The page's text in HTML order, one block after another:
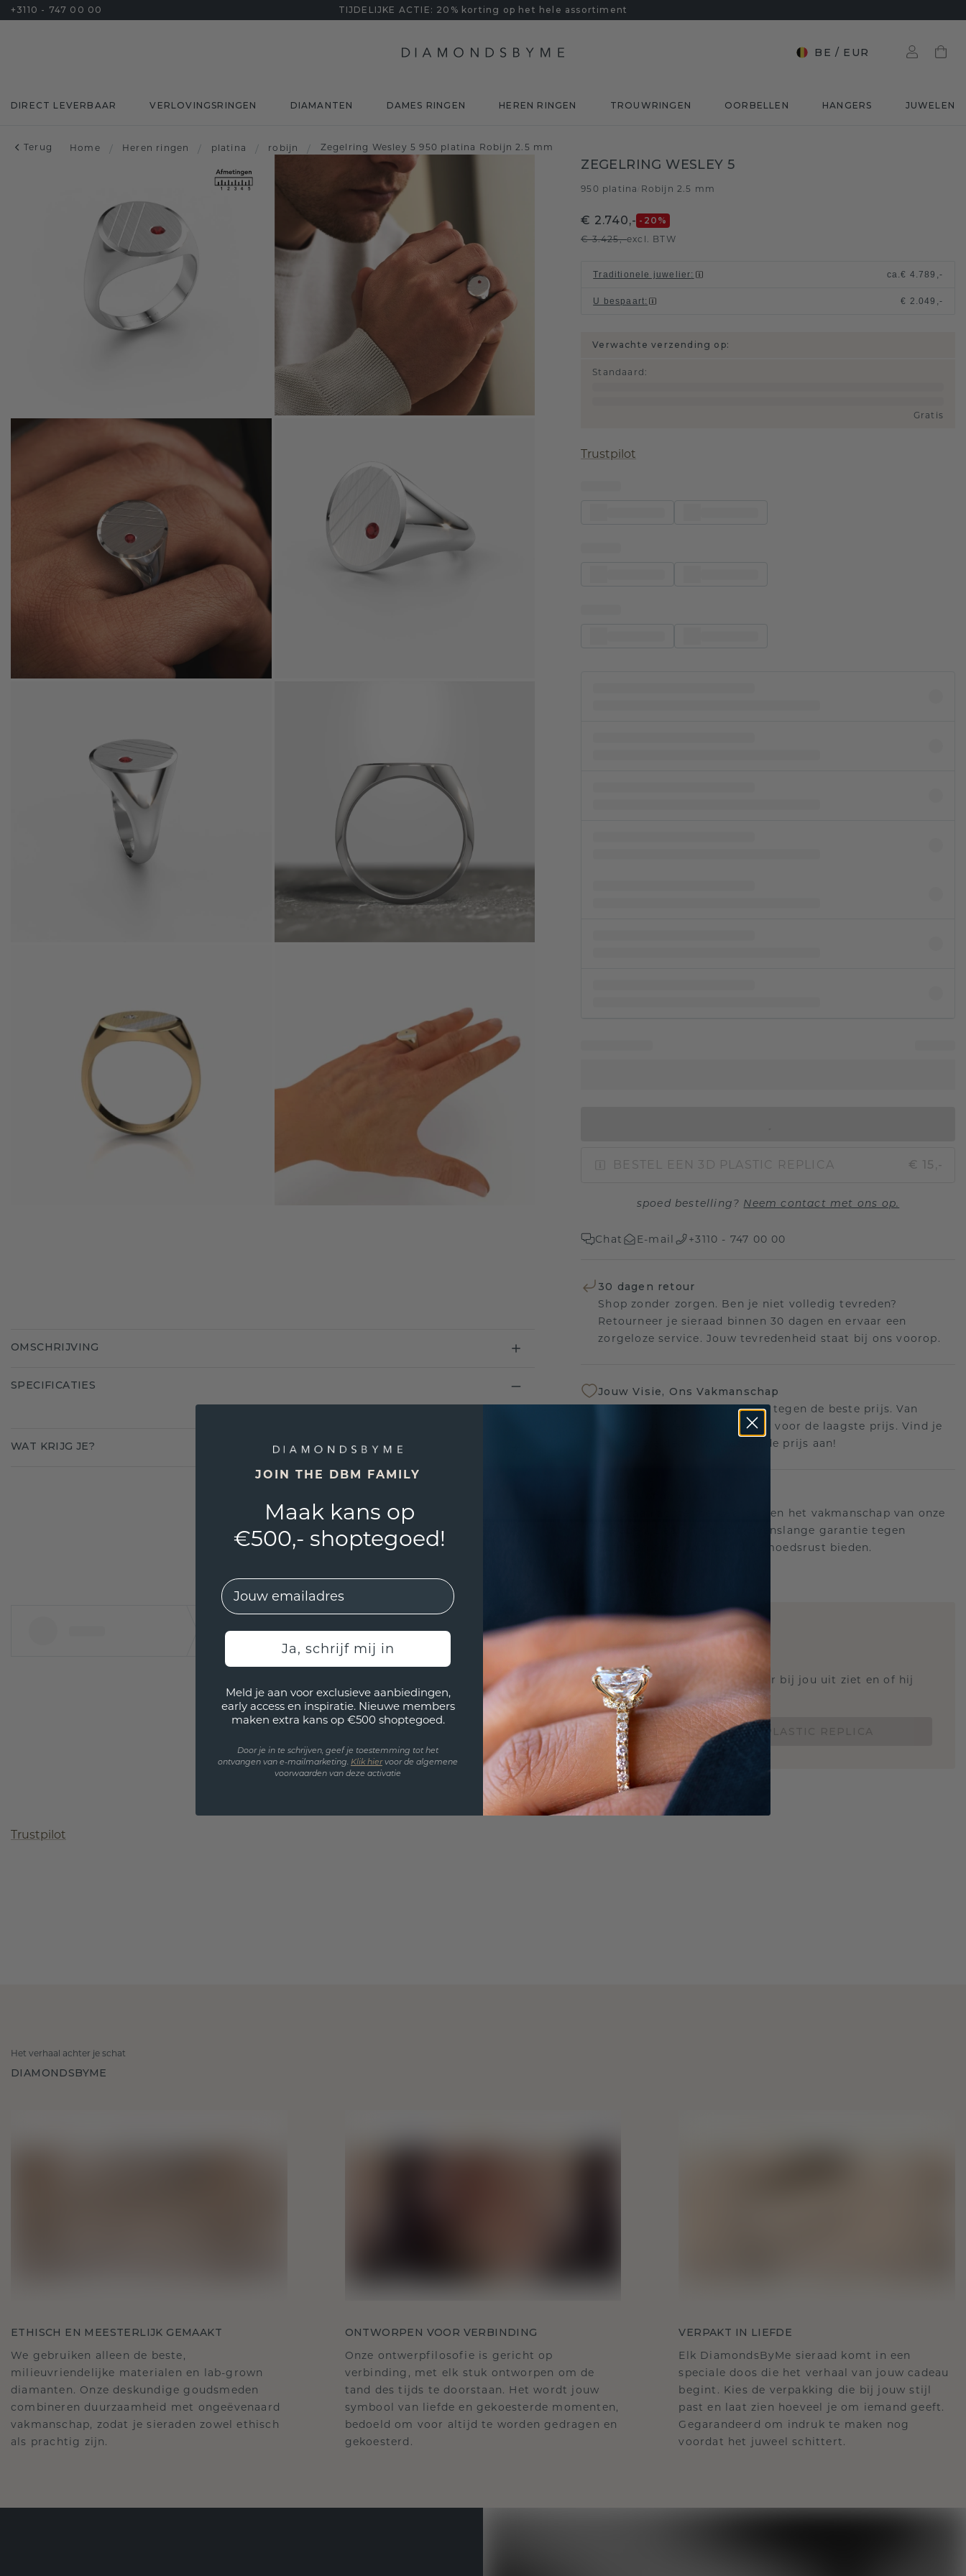
+3110 - 747 00 00 TIJDELIJKE ACTIE: 20% korting op het hele assortiment
BE / EUR
DIRECT LEVERBAAR VERLOVINGSRINGEN DIAMANTEN DAMES RINGEN HEREN RINGEN TROUWRINGEN OORBELLEN HANGERS JUWELEN
Terug Home / Heren ringen / platina / robijn / Zegelring Wesley 5 950 platina Robijn 2.5 mm
ZEGELRING WESLEY 5
950 platina Robijn 2.5 mm
€ 2.740,- -20 %
€ 3.425,-excl. BTW
Traditionele juwelier: ca.€ 4.789,-
U bespaart: € 2.049,-
Verwachte verzending op:
Standaard :
Gratis
Trustpilot
BESTEL EEN 3D PLASTIC REPLICA € 15,-
spoed bestelling? Neem contact met ons op.
Chat E-mail +3110 - 747 00 00
30 dagen retour
Shop zonder zorgen. Ben je niet volledig tevreden?
Retourneer je sieraad binnen 30 dagen en ervaar een
zorgeloze service. Jouw tevredenheid staat bij ons voorop.
Jouw Visie, Ons Vakmanschap
Ontvang het perfecte sieraad tegen de beste prijs. Van
inkoop tot creatie, wij zorgen voor de laagste prijs. Vind je
een betere deal? Wij passen de prijs aan!
Wij staan achter de kwaliteit en het vakmanschap van onze
sieraden. Daarom: gratis levenslange garantie tegen
defecten die u voor altijd gemoedsrust bieden.
3D PLASTIC REPLICA
Wil jij weten hoe deze ring er bij jou uit ziet en of hij
past? Nu vanaf slechts €15,-
BESTEL EEN 3D PLASTIC REPLICA
OMSCHRIJVING
SPECIFICATIES
WAT KRIJG JE?
Trustpilot
Het verhaal achter je schat
DIAMONDSBYME
ETHISCH EN MEESTERLIJK GEMAAKT
We gebruiken alleen de beste,
milieuvriendelijke materialen en lab-grown
diamanten. Onze deskundige goudsmeden
combineren duurzaamheid met ongeëvenaard
vakmanschap, zodat je sieraden zowel ethisch
als prachtig zijn.
ONTWORPEN VOOR VERBINDING
Onze ontwerpfilosofie is gericht op
verbinding, met elk stuk ontworpen om de
tand des tijds te doorstaan. Het wordt jouw
symbool van liefde en gekoesterde momenten,
bedoeld om voor altijd te worden gedragen en
gekoesterd.
VERPAKT IN LIEFDE
Elk DiamondsByMe sieraad komt in een
speciale doos die het verhaal van jouw cadeau
begint. Kies de verpakking die bij jouw stijl
past en laat zien hoeveel je om iemand geeft.
Gegarandeerd om indruk te maken nog
voordat het juweel schittert.
JOIN THE DBM FAMILY
Maak kans op
€500,- shoptegoed!
EMail
Ja, schrijf mij in
Meld je aan voor exclusieve aanbiedingen,
early access en inspiratie. Nieuwe members
maken extra kans op €500 shoptegoed.
Door je in te schrijven, geef je toestemming tot het
ontvangen van e-mailmarketing. Klik hiervoor de algemene
voorwaarden van deze activatie